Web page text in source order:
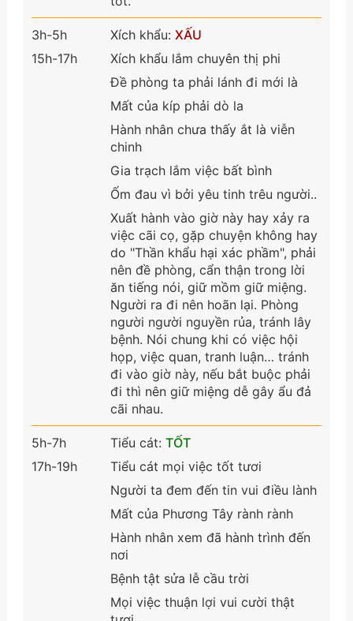
3h-5h
15h-17h
Xích khẩu: XẤU
Xích khẩu lắm chuyên thị phi
Đề phòng ta phải lánh đi mới là
Mất của kíp phải dò la
Hành nhân chưa thấy ắt là viễn
chinh
Gia trạch lắm việc bất bình
Ốm đau vì bởi yêu tinh trêu người..
Xuất hành vào giờ này hay xảy ra
việc cãi cọ, gặp chuyện không hay
do "Thần khẩu hại xác phầm", phải
nên đề phòng, cẩn thận trong lời
ăn tiếng nói, giữ mồm giữ miệng.
Người ra đi nên hoãn lại. Phòng
người người nguyền rủa, tránh lây
bệnh. Nói chung khi có việc hội
họp, việc quan, tranh luận… tránh
đi vào giờ này, nếu bắt buộc phải
đi thì nên giữ miệng dễ gây ẩu đả
cãi nhau.
5h-7h
17h-19h
Tiểu cát: TỐT
Tiểu cát mọi việc tốt tươi
Người ta đem đến tin vui điều lành
Mất của Phương Tây rành rành
Hành nhân xem đã hành trình đến
nơi
Bệnh tật sửa lễ cầu trời
Mọi việc thuận lợi vui cười thật